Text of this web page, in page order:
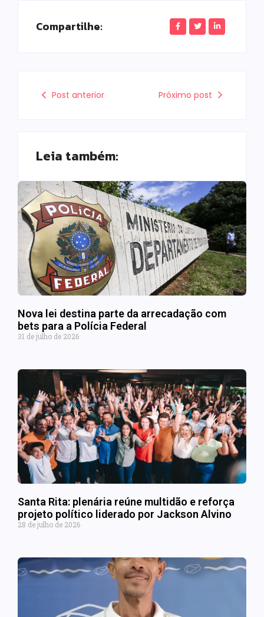
Compartilhe:
Post anterior Próximo post
Leia também:
Nova lei destina parte da arrecadação com
bets para a Polícia Federal
31 de julho de 2026
Santa Rita: plenária reúne multidão e reforça
projeto político liderado por Jackson Alvino
28 de julho de 2026